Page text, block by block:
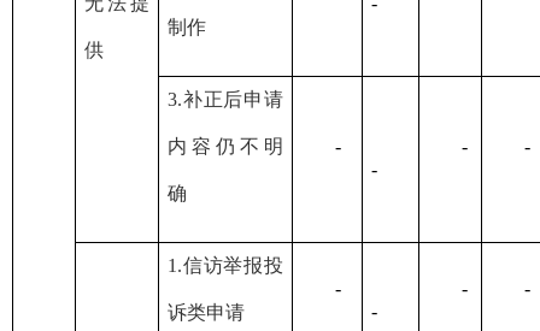
供
制作
3.补正后申请
内容仍不明
确
-
-
- -
1.信访举报投
诉类申请
-
-
- -